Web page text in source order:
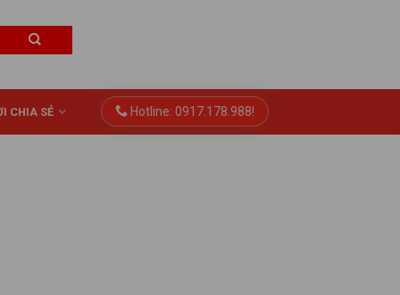
CHIA SẺ Hotline: 0917.178.988!